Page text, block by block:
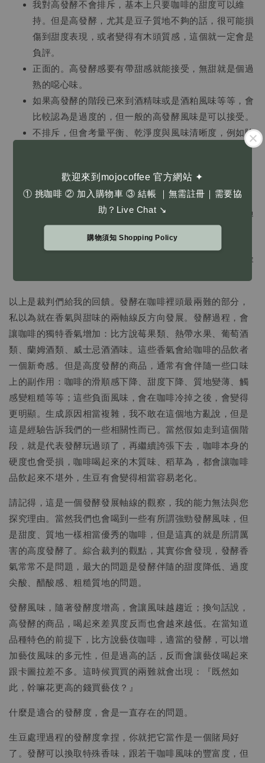
歡迎來到mojocoffee 官方網站 ✦
① 挑咖啡 ② 加入購物車 ③ 結帳 ｜無需註冊｜需要協
助？Live Chat ↘
購物須知 Shopping Policy
我對高發酵不會排斥，基本上只要咖啡的甜度可以維
持。但是高發酵，尤其是豆子質地不夠的話，很可能損
傷到甜度表現，或者變得有木頭質感，這個就一定會是
負評。
正面的。高發酵感要有帶甜感就能接受，無甜就是個過
熟的噁心味。
如果高發酵的階段已來到酒精味或是酒粕風味等等，會
比較認為是過度的，但一般的高發酵風味是可以接受。
不排斥，但會考量平衡、乾淨度與風味清晰度，例如除
了酒味還帶有熱帶水果、鳳梨、芒果…其他風味，餘韻
我對高酵感本身無好惡，但經驗裡常常伴隨的甜度低，
body弱，口感粗糙是我不喜歡的。
高發酵感，優點是香氣突出很容易分辨，但缺點如果過
餘發酵會喝得很有負擔。
不在意，重點是往好的發展。
高發酵的咖啡很容易因過度發酵而缺乏甜度，咖啡很容
以上是裁判們給我的回饋。發酵在咖啡裡頭最兩難的部分，
私以為就在香氣與甜味的兩軸線反方向發展。發酵過程，會
讓咖啡的獨特香氣增加：比方說莓果類、熱帶水果、葡萄酒
類、蘭姆酒類、威士忌酒酒味。這些香氣會給咖啡的品飲者
一個新奇感。但是高度發酵的商品，通常有會伴隨一些口味
上的副作用：咖啡的滑順感下降、甜度下降、質地變薄、觸
感變粗糙等等；這些負面風味，會在咖啡冷掉之後，會變得
更明顯。生成原因相當複雜，我不敢在這個地方亂說，但是
這是經驗告訴我們的一些相關性而已。當然假如走到這個階
段，就是代表發酵玩過頭了，再繼續誇張下去，咖啡本身的
硬度也會受損，咖啡喝起來的木質味、稻草為，都會讓咖啡
品飲起來不堪外，生豆有會變得相當容易老化。
請記得，這是一個發酵發展軸線的觀察，我的能力無法與您
探究理由。當然我們也會喝到一些有所謂強勁發酵風味，但
是甜度、質地一樣相當優秀的咖啡，但是這真的就是所謂厲
害的高度發酵了。綜合裁判的觀點，其實你會發現，發酵香
氣常常不是問題，最大的問題是發酵伴隨的甜度降低、過度
尖酸、醋酸感、粗糙質地的問題。
發酵風味，隨著發酵度增高，會讓風味越趨近；換句話說，
高發酵的商品，喝起來差異度反而也會越來越低。在當知道
品種特色的前提下，比方說藝伎咖啡，適當的發酵，可以增
加藝伎風味的多元性，但是過高的話，反而會讓藝伎喝起來
跟卡圖拉差不多。這時候買買的兩難就會出現：『既然如
此，幹嘛花更高的錢買藝伎？』
什麼是適合的發酵度，會是一直存在的問題。
生豆處理過程的發酵度拿捏，你就把它當作是一個賭局好
了。發酵可以換取特殊香味，跟若干咖啡風味的豐富度，但